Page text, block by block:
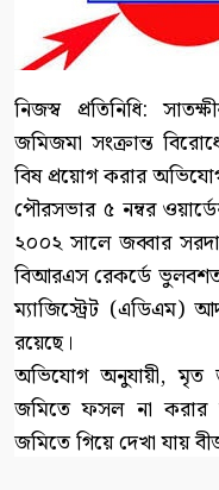
নিজস্ব প্রতিনিধি:
জমিজমা সংক্রান্ত
বিষ প্রয়োগ করার
পৌরসভার ৫ নম্বর
২০০২ সালে জব্বার
বিআরএস রেকর্ডে ভুলবশত
ম্যাজিস্ট্রেট (এডিএম)
রয়েছে।
অভিযোগ অনুযায়ী, মৃত
জমিতে ফসল না করার
জমিতে গিয়ে দেখা যায়